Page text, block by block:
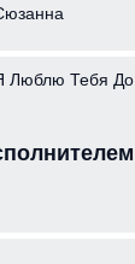
Люблю Тебя До